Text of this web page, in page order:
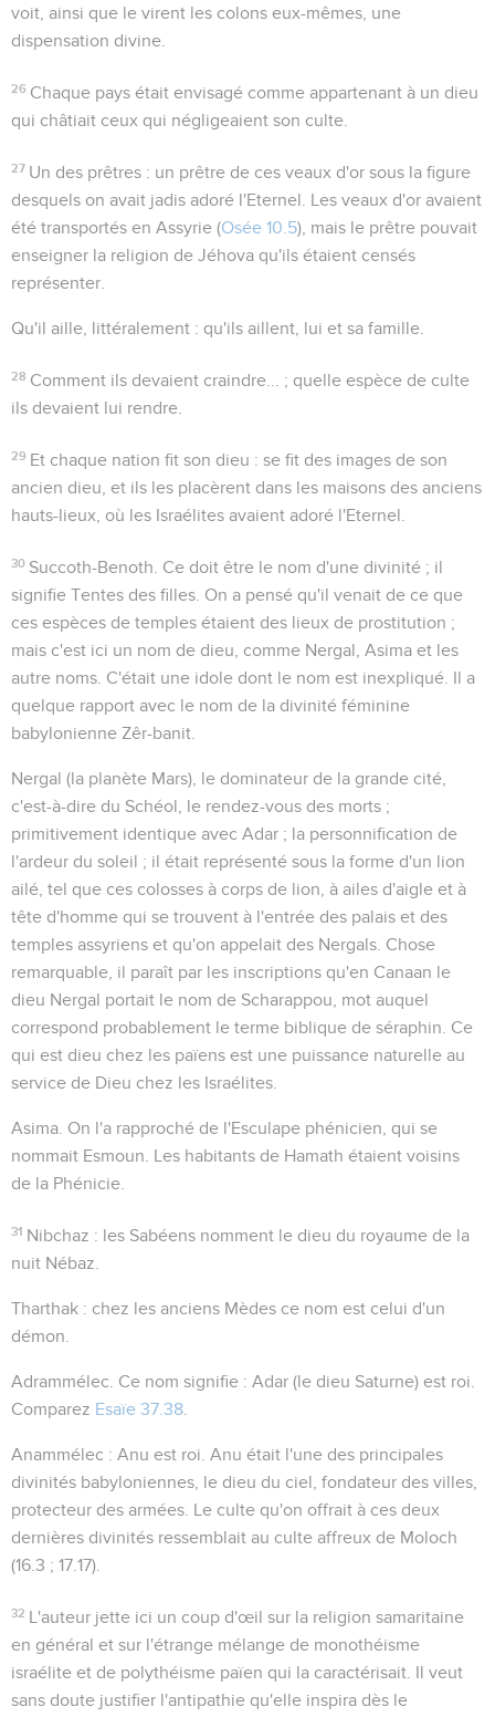
voit, ainsi que le virent les colons eux-mêmes, une
dispensation divine.
26 Chaque pays était envisagé comme appartenant à un dieu
qui châtiait ceux qui négligeaient son culte.
27 Un des prêtres : un prêtre de ces veaux d'or sous la figure
desquels on avait jadis adoré l'Eternel. Les veaux d'or avaient
été transportés en Assyrie (Osée 10.5), mais le prêtre pouvait
enseigner la religion de Jéhova qu'ils étaient censés
représenter.
Qu'il aille , littéralement : qu'ils aillent , lui et sa famille.
28 Comment ils devaient craindre...
; quelle espèce de culte
ils devaient lui rendre.
29 Et chaque nation fit son dieu : se fit des images de son
ancien dieu, et ils les placèrent dans les maisons des anciens
hauts-lieux, où les Israélites avaient adoré l'Eternel.
30 Succoth-Benoth . Ce doit être le nom d'une divinité ; il
signifie Tentes des filles . On a pensé qu'il venait de ce que
ces espèces de temples étaient des lieux de prostitution ;
mais c'est ici un nom de dieu, comme Nergal, Asima et les
autre noms. C'était une idole dont le nom est inexpliqué. Il a
quelque rapport avec le nom de la divinité féminine
babylonienne Zêr-banit.
Nergal (la planète Mars), le dominateur de la grande cité
c'est-à-dire du Schéol, le rendez-vous des morts ;
primitivement identique avec Adar ; la personnification de
l'ardeur du soleil ; il était représenté sous la forme d'un lion
ailé, tel que ces colosses à corps de lion, à ailes d'aigle et à
tête d'homme qui se trouvent à l'entrée des palais et des
temples assyriens et qu'on appelait des Nergals. Chose
remarquable, il paraît par les inscriptions qu'en Canaan le
dieu Nergal portait le nom de Scharappou, mot auquel
correspond probablement le terme biblique de séraphin. Ce
qui est dieu chez les païens est une puissance naturelle au
service de Dieu chez les Israélites.
Asima . On l'a rapproché de l'Esculape phénicien, qui se
nommait Esmoun. Les habitants de Hamath étaient voisins
de la Phénicie.
31 Nibchaz : les Sabéens nomment le dieu du royaume de la
nuit Nébaz.
Tharthak : chez les anciens Mèdes ce nom est celui d'un
démon.
Adrammélec . Ce nom signifie : Adar (le dieu Saturne) est roi
Comparez Esaïe 37.38
Anammélec : Anu est roi . Anu était l'une des principales
divinités babyloniennes, le dieu du ciel, fondateur des villes,
protecteur des armées. Le culte qu'on offrait à ces deux
dernières divinités ressemblait au culte affreux de Moloch
(16.3 ; 17.17).
32 L'auteur jette ici un coup d'œil sur la religion samaritaine
en général et sur l'étrange mélange de monothéisme
israélite et de polythéisme païen qui la caractérisait. Il veut
sans doute justifier l'antipathie qu'elle inspira dès le